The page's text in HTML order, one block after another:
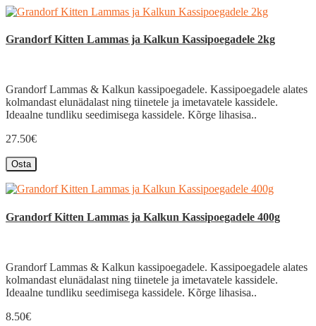
Grandorf Kitten Lammas ja Kalkun Kassipoegadele 2kg
Grandorf Lammas & Kalkun kassipoegadele. Kassipoegadele alates
kolmandast elunädalast ning tiinetele ja imetavatele kassidele.
Ideaalne tundliku seedimisega kassidele. Kõrge lihasisa..
27.50€
Osta
Grandorf Kitten Lammas ja Kalkun Kassipoegadele 400g
Grandorf Lammas & Kalkun kassipoegadele. Kassipoegadele alates
kolmandast elunädalast ning tiinetele ja imetavatele kassidele.
Ideaalne tundliku seedimisega kassidele. Kõrge lihasisa..
8.50€